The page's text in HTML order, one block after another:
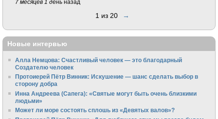
7 месяцев 1 день назад
1 из 20 →
Новые интервью
Алла Немцова: Счастливый человек — это благодарный
Создателю человек
Протоиерей Пётр Винник: Искушение — шанс сделать выбор в
сторону добра
Инна Андреева (Сапега): «Святые могут быть очень близкими
людьми»
Может ли море состоять сплошь из «Девятых валов»?